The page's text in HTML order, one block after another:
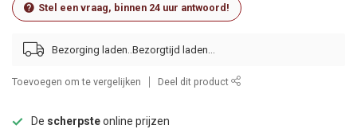
Stel een vraag, binnen 24 uur antwoord!
Bezorging laden..
Toevoegen om te vergelijken Deel dit product
De scherpsteonline prijzen